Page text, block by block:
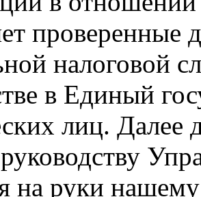
проверенные
налоговой
в Единый
лиц. Далее
на руки